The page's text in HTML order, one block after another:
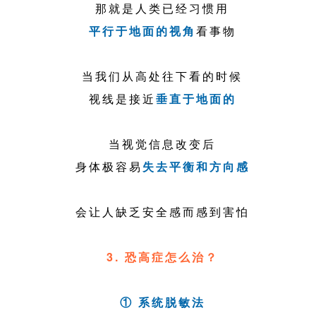
那就是人类已经习惯用
平行于地面的视角 看事物
当我们从高处往下看的时候
视线是接近垂直于地面的
当视觉信息改变后
身体极容易 失去平衡和方向感
会让人缺乏安全感而感到害怕
3. 恐高症怎么治？
① 系统脱敏法